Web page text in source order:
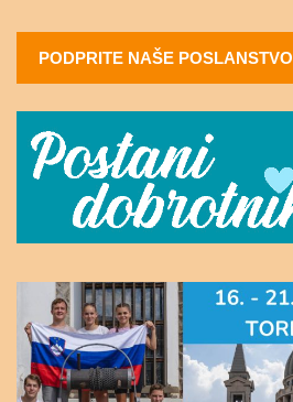
PODPRITE NAŠE POSLANSTVO